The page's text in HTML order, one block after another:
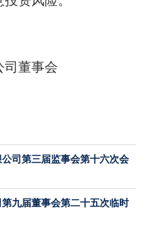
司董事会
司第三届监事会第十六次会
九届董事会第二十五次临时